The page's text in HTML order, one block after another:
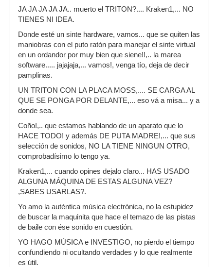
JA JA JA JA JA.. muerto el TRITON?.... Kraken1,... NO
TIENES NI IDEA.
Donde esté un sinte hardware, vamos... que se quiten las
maniobras con el puto ratón para manejar el sinte virtual
en un ordandor por muy bien que siene!!,.. la marea
software..... jajajaja,... vamos!, venga tío, deja de decir
pamplinas.
UN TRITON CON LA PLACA MOSS,.... SE CARGA AL
QUE SE PONGA POR DELANTE,... eso vá a misa... y a
donde sea.
Coño!,.. que estamos hablando de un aparato que lo
HACE TODO! y además DE PUTA MADRE!,... que sus
selección de sonidos, NO LA TIENE NINGUN OTRO,
comprobadísimo lo tengo ya.
Kraken1,... cuando opines dejalo claro... HAS USADO
ALGUNA MÁQUINA DE ESTAS ALGUNA VEZ?
,SABES USARLAS?.
Yo amo la auténtica música electrónica, no la estupidez
de buscar la maquinita que hace el temazo de las pistas
de baile con ése sonido en cuestión.
YO HAGO MÚSICA e INVESTIGO, no pierdo el tiempo
confundiendo ni ocultando verdades y lo que realmente
es útil.